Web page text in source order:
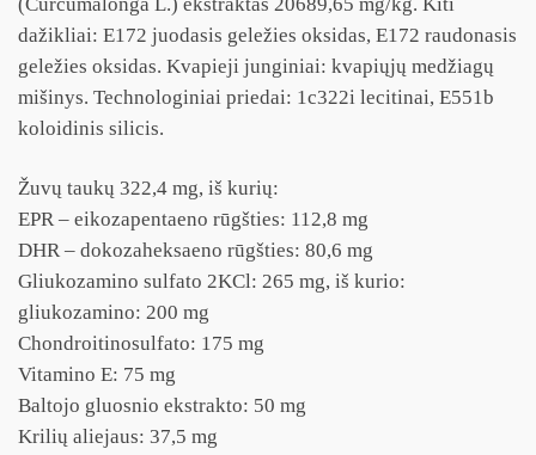
dažikliai: E172 juodasis geležies oksidas, E172 raudonasis
geležies oksidas. Kvapieji junginiai: kvapiųjų medžiagų
mišinys. Technologiniai priedai: 1c322i lecitinai, E551b
koloidinis silicis.
Žuvų taukų 322,4 mg, iš kurių:
EPR – eikozapentaeno rūgšties: 112,8 mg
DHR – dokozaheksaeno rūgšties: 80,6 mg
Gliukozamino sulfato 2KCl: 265 mg, iš kurio:
gliukozamino: 200 mg
Chondroitinosulfato: 175 mg
Vitamino E: 75 mg
Baltojo gluosnio ekstrakto: 50 mg
Krilių aliejaus: 37,5 mg